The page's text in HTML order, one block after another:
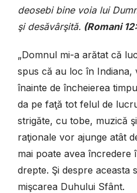
deosebi bine voia lui
şi desăvârşită. (Romani
„Domnul mi-a arătat că
spus că au loc în
înainte de încheierea
da pe faţă tot felul de
strigăte, cu tobe, muzică
raţionale vor ajunge atât
mai poate avea încredere
drepte. Şi despre aceasta
mişcarea Duhului Sfânt.